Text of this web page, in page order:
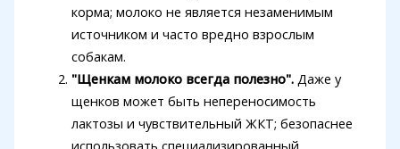
корма; молоко не является незаменимым
источником и часто вредно взрослым
собакам.
"Щенкам молоко всегда полезно".Даже у
щенков может быть непереносимость
лактозы и чувствительный ЖКТ; безопаснее